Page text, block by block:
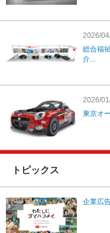
2026/
総合福
介...
2026/
東京オ
トピックス
企業広